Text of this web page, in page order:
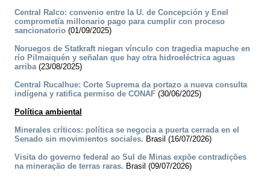
Central Ralco: convenio entre la U. de Concepción y Enel
comprometía millonario pago para cumplir con proceso
sancionatorio (01/09/2025)
Noruegos de Statkraft niegan vínculo con tragedia mapuche en
río Pilmaiquén y señalan que hay otra hidroeléctrica aguas
arriba(23/08/2025)
Central Rucalhue: Corte Suprema da portazo a nueva consulta
indígena y ratifica permiso de CONAF (30/06/2025)
Política ambiental
Minerales críticos: política se negocia a puerta cerrada en el
Senado sin movimientos sociales. Brasil (16/07/2026)
Visita do governo federal ao Sul de Minas expõe contradições
na mineração de terras raras. Brasil (09/07/2026)